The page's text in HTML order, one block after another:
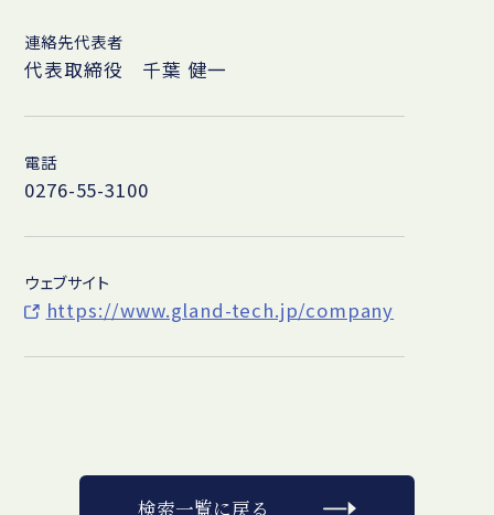
連絡先代表者
代表取締役 千葉 健一
電話
0276-55-3100
ウェブサイト
https://www.gland-tech.jp/company
検索一覧に戻る